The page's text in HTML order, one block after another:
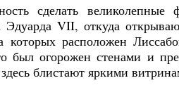
сделать
Эдуарда VII, откуда
которых расположен
был огорожен стенами и
здесь блистают яркими